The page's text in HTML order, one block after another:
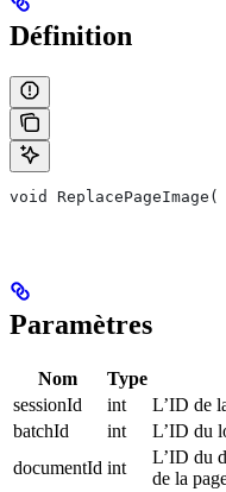
Définition
void
Paramètres
Nom Type
sessionId
int
L’ID de
batchId
int
L’ID du
documentId int
L’ID du
de la